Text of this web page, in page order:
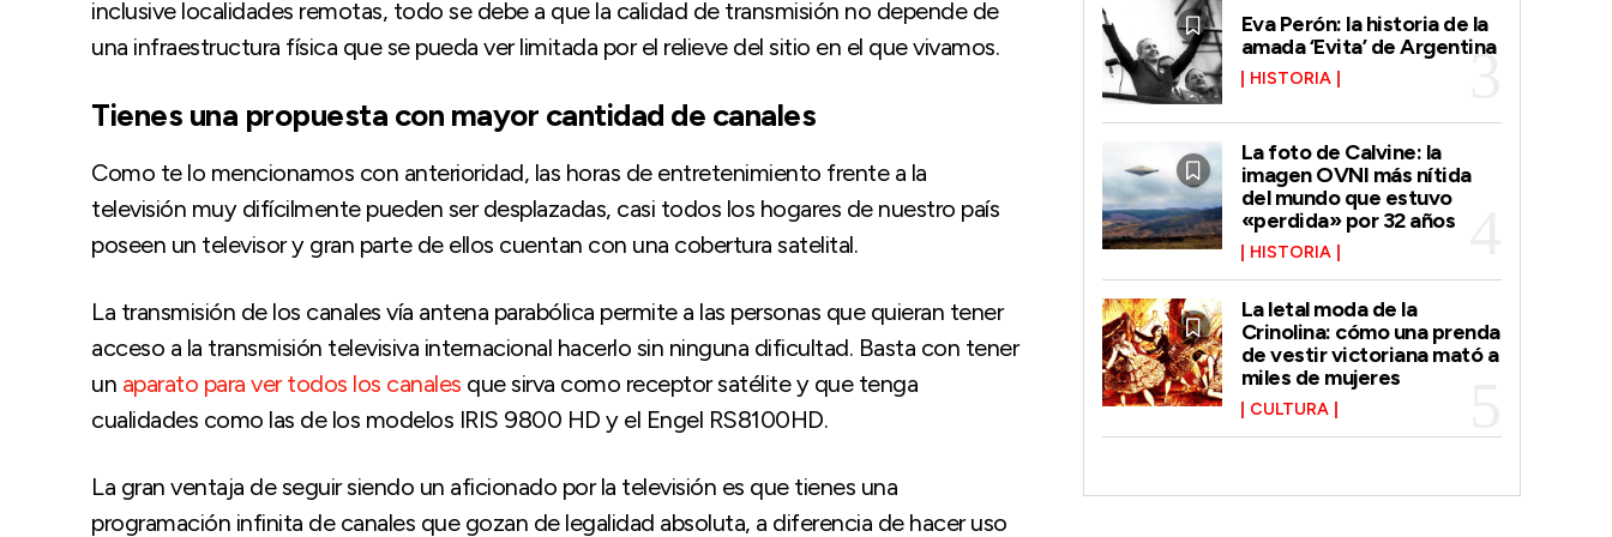
inclusive localidades remotas, todo se debe a que la calidad de transmisión no depende de
una infraestructura física que se pueda ver limitada por el relieve del sitio en el que vivamos.
Tienes una propuesta con mayor cantidad de canales
Como te lo mencionamos con anterioridad, las horas de entretenimiento frente a la
televisión muy difícilmente pueden ser desplazadas, casi todos los hogares de nuestro país
poseen un televisor y gran parte de ellos cuentan con una cobertura satelital.
La transmisión de los canales vía antena parabólica permite a las personas que quieran tener
acceso a la transmisión televisiva internacional hacerlo sin ninguna dificultad. Basta con tener
un aparato para ver todos los canales que sirva como receptor satélite y que tenga
cualidades como las de los modelos IRIS 9800 HD y el Engel RS8100HD.
La gran ventaja de seguir siendo un aficionado por la televisión es que tienes una
programación infinita de canales que gozan de legalidad absoluta, a diferencia de hacer uso
Eva Perón: la historia de la
amada ‘Evita’ de Argentina
HISTORIA
La foto de Calvine: la
imagen OVNI más nítida
del mundo que estuvo
«perdida» por 32 años
HISTORIA
La letal moda de la
Crinolina: cómo una prenda
de vestir victoriana mató a
miles de mujeres
CULTURA